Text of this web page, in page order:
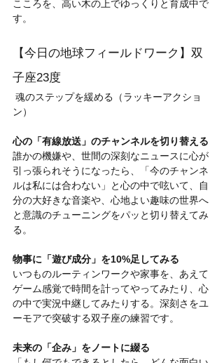
こころを、高い木の上でゆっくりと育成中で
す。
【今日の地球フィールドワーク】双
子座23度
ン）
心の「有線放送」のチャンネルを切り替える
誰かの機嫌や、世間の深刻なニュースに心が
引っ張られそうになったら、「今のチャンネ
ルは私には合わない」と心の中で呟いて、自
分の大好きな音楽や、心地よい趣味の世界へ
と意識のチューニングをパッと切り替えてみ
る。
物事に「遊び成分」を10%足してみる
いつものルーティンワークや家事を、あえて
ゲーム感覚で時間を計ってやってみたり、心
の中で実況中継してみたりする。深刻さをユ
ーモアで突破する双子座の練習です。
未来の「企み」をノートに綴る